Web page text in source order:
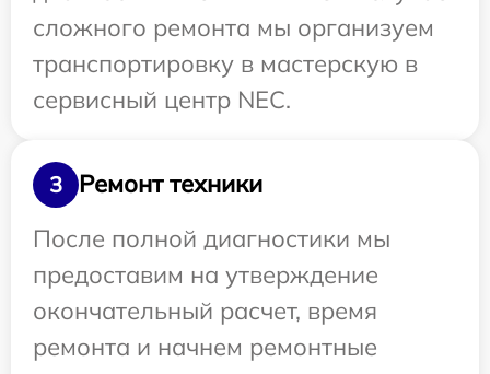
сложного ремонта мы организуем
транспортировку в мастерскую в
сервисный центр NEC.
3
Ремонт техники
После полной диагностики мы
предоставим на утверждение
окончательный расчет, время
ремонта и начнем ремонтные